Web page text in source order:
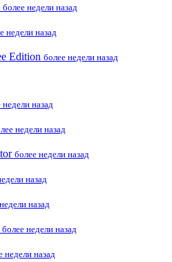
более недели назад
недели назад
Edition более недели назад
недели назад
недели назад
более недели назад
назад
назад
более недели назад
недели назад